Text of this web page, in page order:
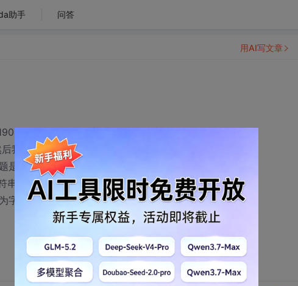
助手 问答
）,后面6位是序号（从1开始递增的），
我想让它变成20190426000002，如果我取后面
是这样的：
串，并且要是6位长度的，有什么办法？
字符串，如果都要取判断数字的长度再
用AI写文章